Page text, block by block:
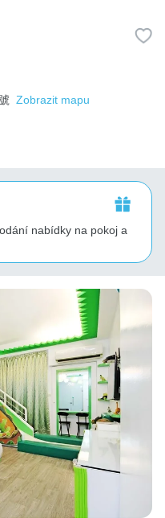
Zobrazit mapu
nabídky na pokoj a